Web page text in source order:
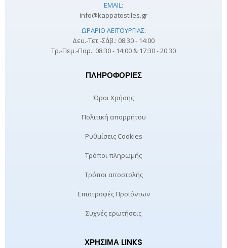
EMAIL:
info@kappatostiles.gr
ΩΡΆΡΙΟ ΛΕΙΤΟΥΡΓΊΑΣ:
Δευ.-Τετ.-Σάβ.: 08:30 - 14:00
Τρ.-Πεμ.-Παρ.: 08:30 - 14:00 & 17:30 - 20:30
ΠΛΗΡΟΦΟΡΊΕΣ
Όροι Χρήσης
Πολιτική απορρήτου
Ρυθμίσεις Cookies
Τρόποι πληρωμής
Τρόποι αποστολής
Επιστροφές Προϊόντων
Συχνές ερωτήσεις
ΧΡΉΣΙΜΑ LINKS